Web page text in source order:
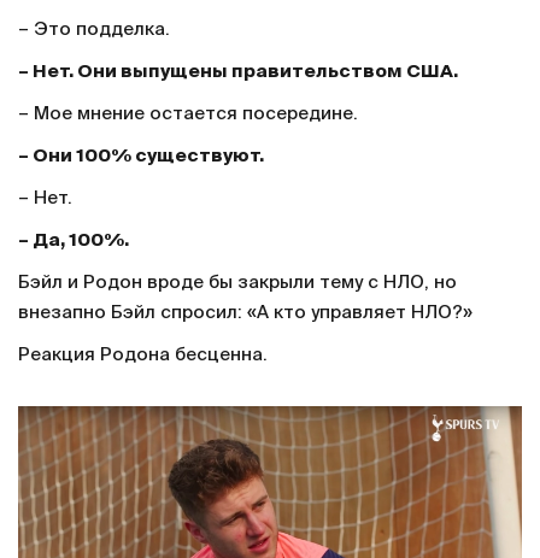
– Это подделка.
– Нет. Они выпущены правительством США.
– Мое мнение остается посередине.
– Они 100% существуют.
– Нет.
– Да, 100%.
Бэйл и Родон вроде бы закрыли тему с НЛО, но
внезапно Бэйл спросил: «А кто управляет НЛО?»
Реакция Родона бесценна.